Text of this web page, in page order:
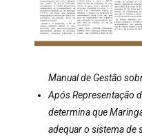
Manual de Gestão
Após Representação
determina que
adequar o sistema de